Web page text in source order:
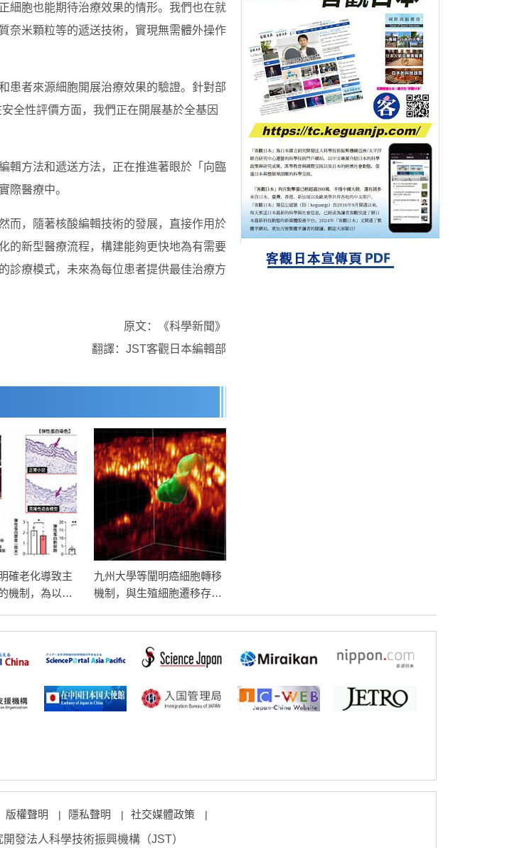
細胞也能期待治療效果的情形。我們也在就
奈米顆粒等的遞送技術，實現無需體外操作
患者來源細胞開展治療效果的驗證。針對部
全性評價方面，我們正在開展基於全基因
輯方法和遞送方法，正在推進著眼於「向臨
際醫療中。
而，隨著核酸編輯技術的發展，直接作用於
的新型醫療流程，構建能夠更快地為有需要
診療模式，未來為每位患者提供最佳治療方
原文：《科學新聞》
翻譯：JST客觀日本編輯部
確老化導致主
機制，為以免
九州大學等闡明癌細胞轉移
機制，與生殖細胞遷移存在
立教大學在試管內構建長鏈人工基因組DNA
自我複製系統，有望實現攜帶大量基因的人
工細胞
政策
日本科研費增設國際共同研究強化新類別，
促進青年研究人員赴海外開展研究
科學研究
京都大學高效生成光的構成單元「光子」，
可應用於量子電腦
科學研究
開發出300億年僅誤差1秒的光晶格鐘，構建
網路將其打造為次世代社會基礎設施
經濟・社會
日本成立「以人為本AI聯盟」——力爭藉助
AI拓展社會公眾創造力，依託產學合作推進
研發
科學研究
大阪大學開發出膜脂質視覺化工具，使脂質
探針的高效開發成為可能
科學研究
立教大學在試管內構建長鏈人工基因組DNA
自我複製系統，有望實現攜帶大量基因的人
工細胞
戴維
版權聲明 | 隱私聲明 | 社交媒體政策 |
發法人科學技術振興機構（JST）